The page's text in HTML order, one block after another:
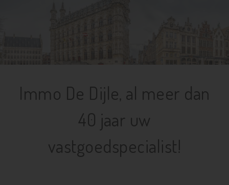
Immo De Dijle, al meer dan
40 jaar uw
vastgoedspecialist!